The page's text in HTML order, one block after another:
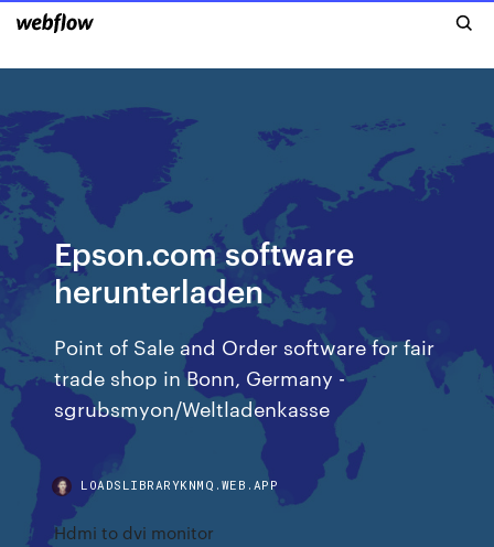
Epson.com software
herunterladen
Point of Sale and Order software for fair
trade shop in Bonn, Germany -
sgrubsmyon/Weltladenkasse
LOADSLIBRARYKNMQ.WEB.APP
Hdmi to dvi monitor